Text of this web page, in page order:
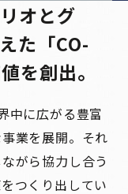
オとグ
た 「CO-
を創出。
中に広がる豊富
業を展開。 それ
がら協力し合う
つくり出してい